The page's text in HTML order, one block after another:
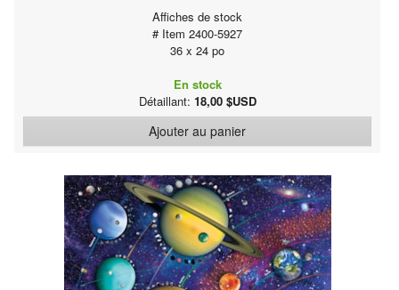
Affiches de stock
# Item 2400-5927
36 x 24 po
En stock
Détaillant: 18,00 $USD
Ajouter au panier